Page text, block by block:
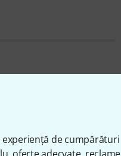
de cumpărături
am vândut peste 10.000